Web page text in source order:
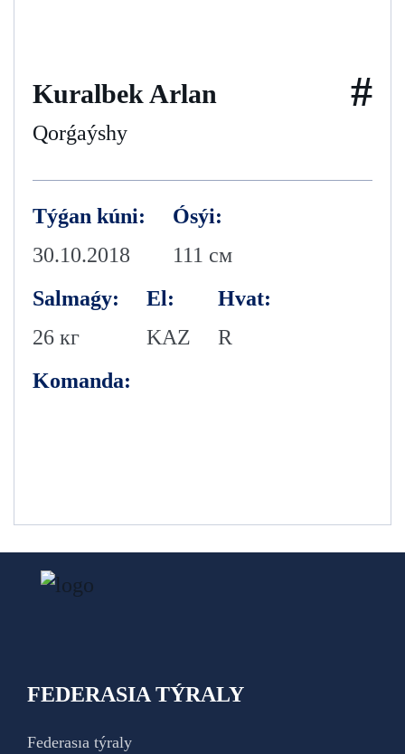
Kuralbek Arlan
Qorǵaýshy
#
Týǵan kúni:
30.10.2018
Ósýi:
111 см
Salmaǵy:
26 кг
El:
KAZ
Hvat:
R
Komanda:
FEDERASIA TÝRALY
Federasıa týraly